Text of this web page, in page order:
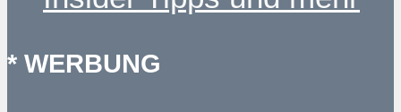
* WERBUNG